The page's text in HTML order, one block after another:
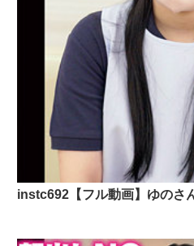
instc692【フル動画】ゆのさ